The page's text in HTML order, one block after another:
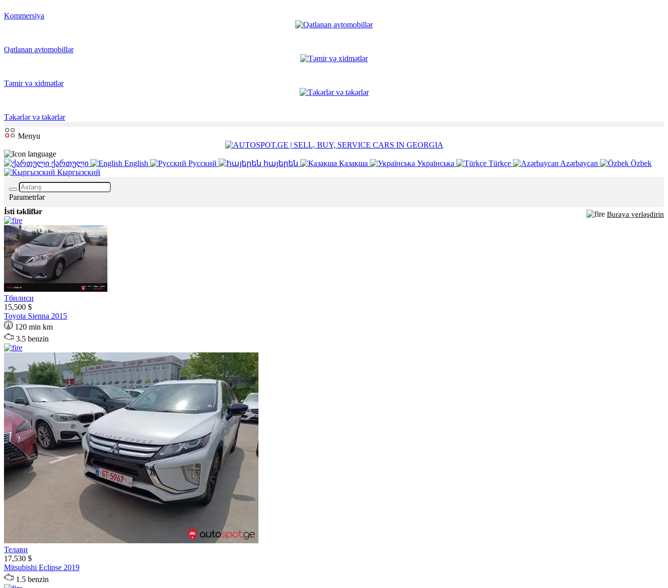
Kommersiya
Qatlanan avtomobillər
Təmir və xidmətlər
Təkərlər və təkərlər
Menyu
ქართული English Русский հայերեն Қазақша Українська Türkçe Azərbaycan
Özbek
Кыргызский
Parametrlər
İsti təkliflər
Buraya yerləşdirin
Тбилиси
15,500 $
Toyota Sienna 2015
120 min km
3.5 benzin
Телави
17,530 $
Mitsubishi Eclipse 2019
1.5 benzin